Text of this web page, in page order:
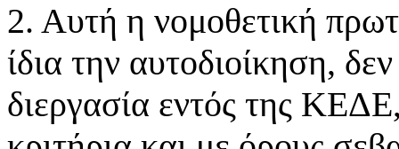
2. Αυτή η νομοθετική
ίδια την αυτοδιοίκηση,
διεργασία εντός της